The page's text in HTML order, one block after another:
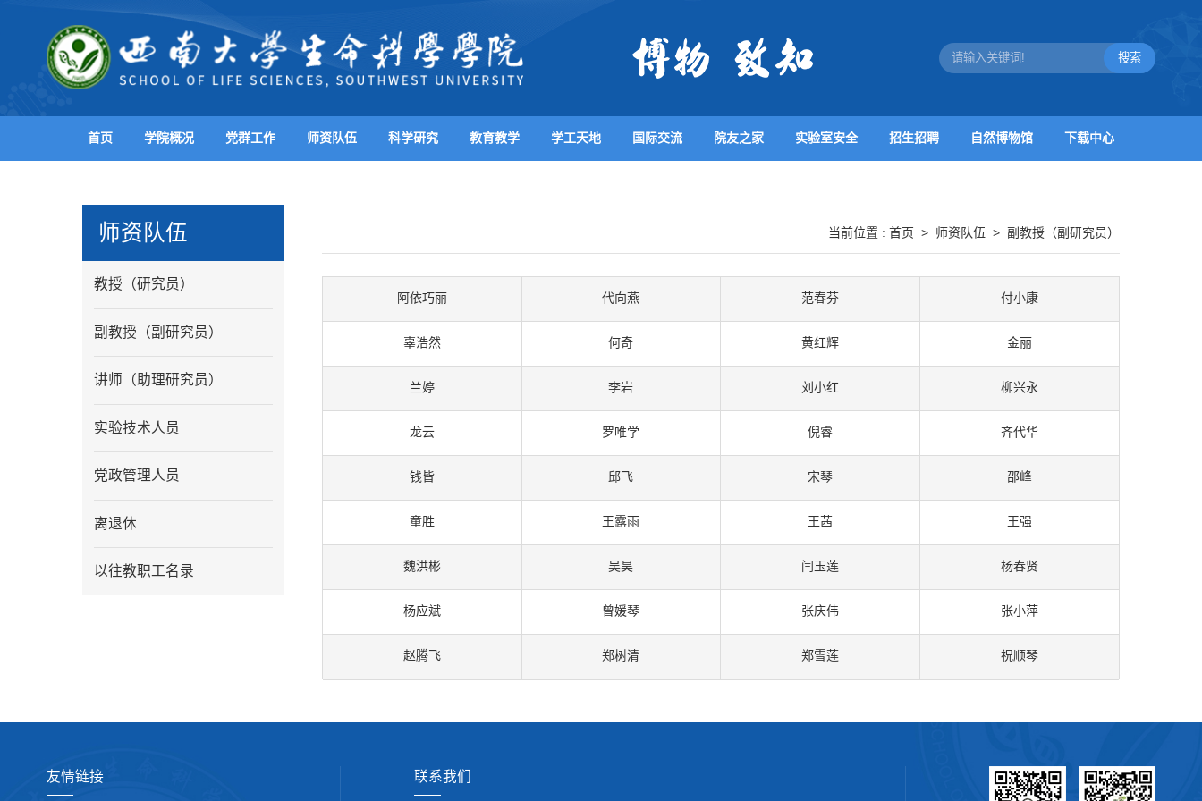
首页 学院概况 党群工作 师资队伍 科学研究 教育教学 学工天地 国际交流 院友之家 实验室安全 招生招聘 自然博物馆 下载中心
师资队伍
教授（研究员）
副教授（副研究员）
讲师（助理研究员）
实验技术人员
党政管理人员
离退休
以往教职工名录
当前位置 : 首页 > 师资队伍 > 副教授（副研究员）
阿依巧丽 代向燕 范春芬 付小康
辜浩然 何奇 黄红辉 金丽
兰婷 李岩 刘小红 柳兴永
龙云 罗唯学 倪睿 齐代华
钱皆 邱飞 宋琴 邵峰
童胜 王露雨 王茜 王强
魏洪彬 吴昊 闫玉莲 杨春贤
杨应斌 曾媛琴 张庆伟 张小萍
赵腾飞 郑树清 郑雪莲 祝顺琴
友情链接 联系我们